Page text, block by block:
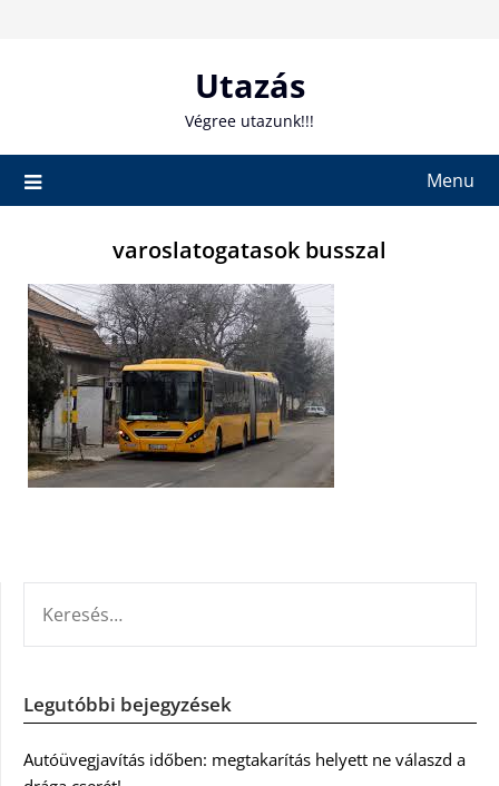
Utazás
Végree utazunk!!!
Menu
varoslatogatasok busszal
Legutóbbi bejegyzések
Autóüvegjavítás időben: megtakarítás helyett ne válaszd a